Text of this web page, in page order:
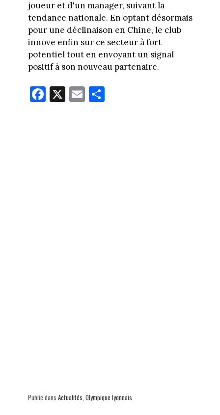
joueur et d'un manager, suivant la
tendance nationale. En optant désormais
pour une déclinaison en Chine, le club
innove enfin sur ce secteur à fort
potentiel tout en envoyant un signal
positif à son nouveau partenaire.
Fa
ce
X E
m
Pa
rt
Publié dans Actualités Olympique lyonnais